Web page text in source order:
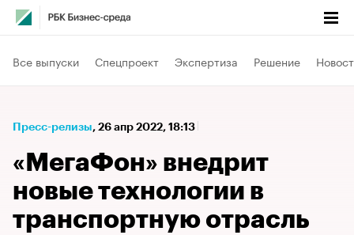
Все выпуски Спецпроект Экспертиза Решение
Пресс-релизы⁠, 26 апр 2022, 18:13
«МегаФон» внедрит
новые технологии в
транспортную отрасль